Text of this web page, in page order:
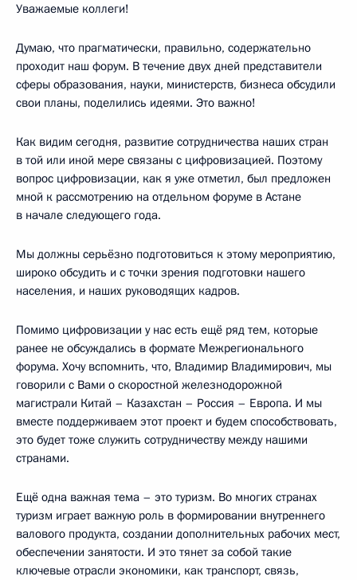
Уважаемые коллеги!
Думаю, что прагматически, правильно, содержательно
проходит наш форум. В течение двух дней представители
сферы образования, науки, министерств, бизнеса обсудили
свои планы, поделились идеями. Это важно!
Как видим сегодня, развитие сотрудничества наших стран
в той или иной мере связаны с цифровизацией. Поэтому
вопрос цифровизации, как я уже отметил, был предложен
мной к рассмотрению на отдельном форуме в Астане
в начале следующего года.
Мы должны серьёзно подготовиться к этому мероприятию,
широко обсудить и с точки зрения подготовки нашего
населения, и наших руководящих кадров.
Помимо цифровизации у нас есть ещё ряд тем, которые
ранее не обсуждались в формате Межрегионального
форума. Хочу вспомнить, что, Владимир Владимирович, мы
говорили с Вами о скоростной железнодорожной
магистрали Китай – Казахстан – Россия – Европа. И мы
вместе поддерживаем этот проект и будем способствовать,
это будет тоже служить сотрудничеству между нашими
странами.
Ещё одна важная тема – это туризм. Во многих странах
туризм играет важную роль в формировании внутреннего
валового продукта, создании дополнительных рабочих мест,
обеспечении занятости. И это тянет за собой такие
ключевые отрасли экономики, как транспорт, связь,